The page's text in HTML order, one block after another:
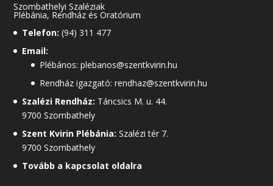
Szombathelyi Szaléziak
Plébánia, Rendház és Oratórium
Telefon:(94) 311 477
Email:
Plébános: plebanos@szentkvirin.hu
Rendház igazgató: rendhaz@szentkvirin.hu
Szalézi Rendház: Táncsics M. u. 44.
9700 Szombathely
Szent Kvirin Plébánia: Szalézi tér 7.
9700 Szombathely
Tovább a kapcsolat oldalra